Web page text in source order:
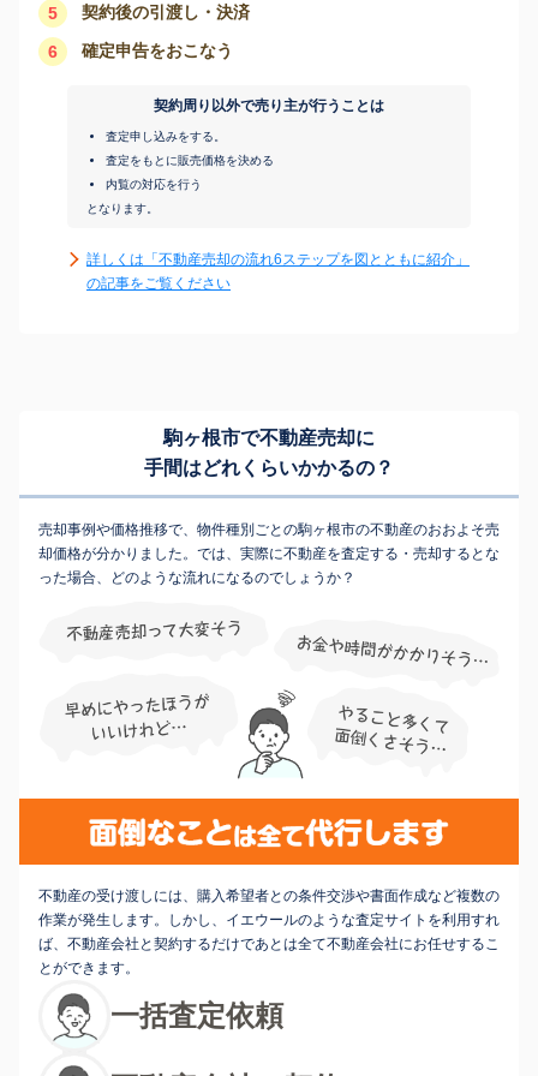
5 契約後の引渡し・決済
6 確定申告をおこなう
契約周り以外で売り主が行うことは
査定申し込みをする。
査定をもとに販売価格を決める
内覧の対応を行う
となります。
詳しくは「不動産売却の流れ6ステップを図とともに紹介」
の記事をご覧ください
駒ヶ根市で不動産売却に
手間はどれくらいかかるの？
売却事例や価格推移で、物件種別ごとの駒ヶ根市の不動産のおおよそ売
却価格が分かりました。では、実際に不動産を査定する・売却するとな
った場合、どのような流れになるのでしょうか？
不動産の受け渡しには、購入希望者との条件交渉や書面作成など複数の
作業が発生します。しかし、イエウールのような査定サイトを利用すれ
ば、不動産会社と契約するだけであとは全て不動産会社にお任せするこ
とができます。
一括査定依頼